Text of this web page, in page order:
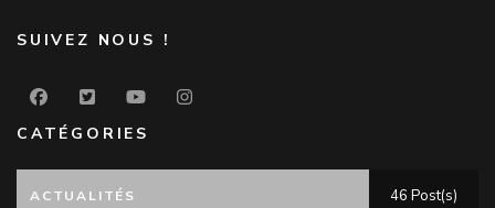
SUIVEZ NOUS !
CATÉGORIES
ACTUALITÉS 46 Post(s)